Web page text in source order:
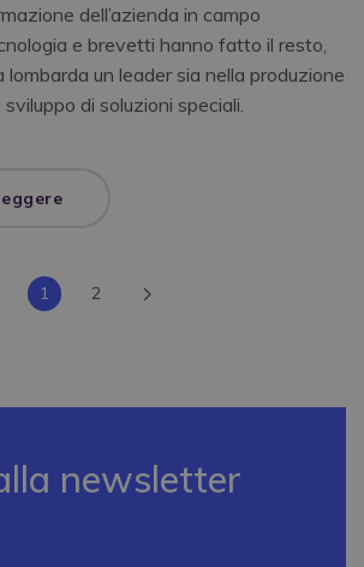
dell’azienda in campo
e brevetti hanno fatto il resto,
lombarda un leader sia nella produzione
di soluzioni speciali.
1 2
newsletter